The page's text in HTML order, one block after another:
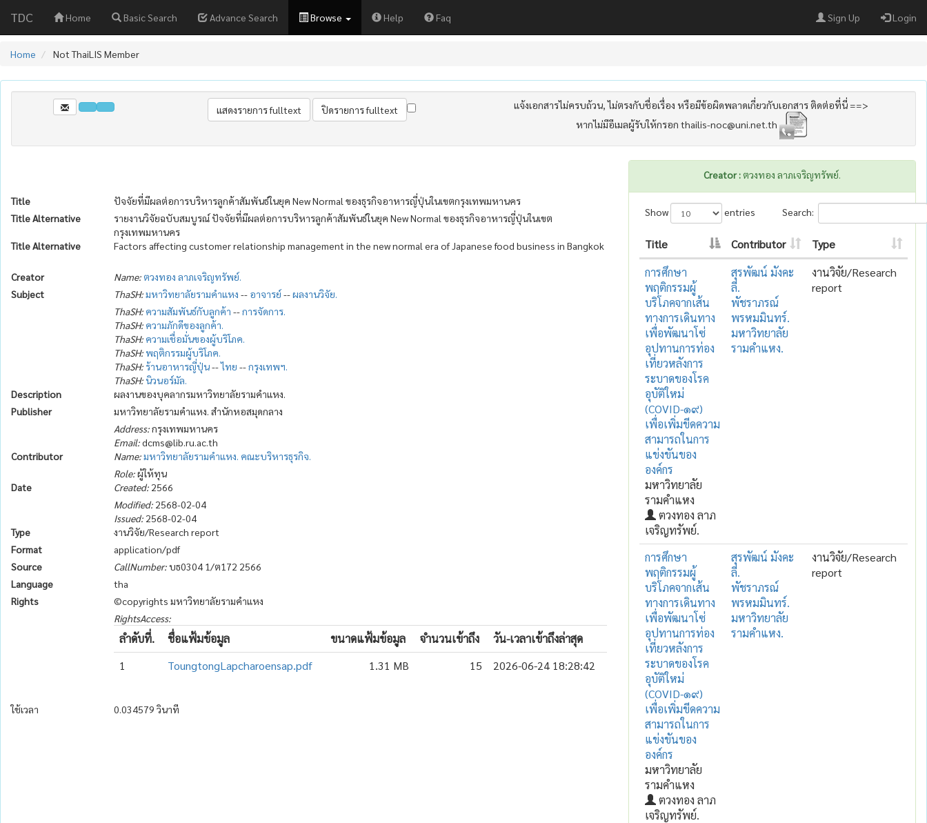
TDC Home Basic Search Advance Search Browse Help Faq Sign Up Login
Home Not ThaiLIS Member
แจ้งเอกสารไม่ครบถ้วน, ไม่ตรงกับชื่อเรื่อง หรือมีข้อผิดพลาดเกี่ยวกับเอกสาร ติดต่อที่นี่ ==>
หากไม่มีอีเมลผู้รับให้กรอก thailis-noc@uni.net.th
Title
ปัจจัยที่มีผลต่อการบริหารลูกค้าสัมพันธ์ในยุค New Normal ของธุรกิจอาหารญี่ปุ่นในเขตกรุงเทพมหานคร
Title Alternative
รายงานวิจัยฉบับสมบูรณ์ ปัจจัยที่มีผลต่อการบริหารลูกค้าสัมพันธ์ในยุค New Normal ของธุรกิจอาหารญี่ปุ่นในเขต
กรุงเทพมหานคร
Title Alternative
Factors affecting customer relationship management in the new normal era of Japanese food business in Bangkok
Creator Name:ตวงทอง ลาภเจริญทรัพย์.
Subject
ThaSH:มหาวิทยาลัยรามคำแหง -- อาจารย์--ผลงานวิจัย.
ThaSH: ความสัมพันธ์กับลูกค้า --การจัดการ.
ThaSH: ความภักดีของลูกค้า.
ThaSH: ความเชื่อมั่นของผู้บริโภค.
ThaSH:พฤติกรรมผู้บริโภค.
ThaSH: ร้านอาหารญี่ปุ่น--ไทย --กรุงเทพฯ.
ThaSH:นิวนอร์มัล.
Description
ผลงานของบุคลากรมหาวิทยาลัยรามคำแหง.
Publisher
มหาวิทยาลัยรามคำแหง. สำนักหอสมุดกลาง
Address:กรุงเทพมหานคร
Email:dcms@lib.ru.ac.th
Contributor
Name:มหาวิทยาลัยรามคำแหง. คณะบริหารธุรกิจ.
Role:ผู้ให้ทุน
Date
Created: 2566
Modified: 2568-02-04
Issued: 2568-02-04
Type
งานวิจัย/Research report
Format
application/pdf
Source
CallNumber:บธ0304 1/ต172 2566
Language
tha
Rights
©copyrights มหาวิทยาลัยรามคำแหง
RightsAccess:
ลำดับที่. ชื่อแฟ้มข้อมูล ขนาดแฟ้มข้อมูล จำนวนเข้าถึง
วัน-เวลาเข้าถึงล่าสุด
1
ToungtongLapcharoensap.pdf 1.31 MB 15 2026-06-24 18:28:42
ใช้เวลา 0.034579 วินาที
Creator :ตวงทอง ลาภเจริญทรัพย์.
Show entries Search:
Title Contributor
Type
การศึกษา
พฤติกรรมผู้
บริโภคจากเส้น
ทางการเดินทาง
เพื่อพัฒนาโซ่
อุปทานการท่อง
เที่ยวหลังการ
ระบาดของโรค
อุบัติใหม่
(COVID-๑๙)
เพื่อเพิ่มขีดความ
สามารถในการ
แข่งขันของ
องค์กร
มหาวิทยาลัย
รามคำแหง
ตวงทอง ลาภ
เจริญทรัพย์.
สุรพัฒน์ มังคะ
ลี.
พัชราภรณ์
พรหมมินทร์.
มหาวิทยาลัย
รามคำแหง.
งานวิจัย/Research
report
การศึกษา
พฤติกรรมผู้
บริโภคจากเส้น
ทางการเดินทาง
เพื่อพัฒนาโซ่
อุปทานการท่อง
เที่ยวหลังการ
ระบาดของโรค
อุบัติใหม่
(COVID-๑๙)
เพื่อเพิ่มขีดความ
สามารถในการ
แข่งขันของ
องค์กร
มหาวิทยาลัย
รามคำแหง
ตวงทอง ลาภ
เจริญทรัพย์.
สุรพัฒน์ มังคะ
ลี.
พัชราภรณ์
พรหมมินทร์.
มหาวิทยาลัย
รามคำแหง.
งานวิจัย/Research
report